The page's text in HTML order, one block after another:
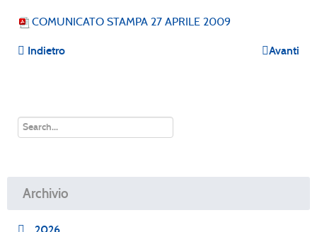
COMUNICATO STAMPA 27 APRILE 2009
Indietro Avanti
Archivio
2026